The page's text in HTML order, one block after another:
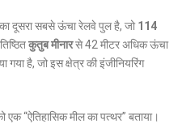
दूसरा सबसे ऊंचा रेलवे पुल है, जो 114
कुतुब मीनारसे 42 मीटर अधिक ऊंचा
है, जो इस क्षेत्र की इंजीनियरिंग
एक “ऐतिहासिक मील का पत्थर” बताया।